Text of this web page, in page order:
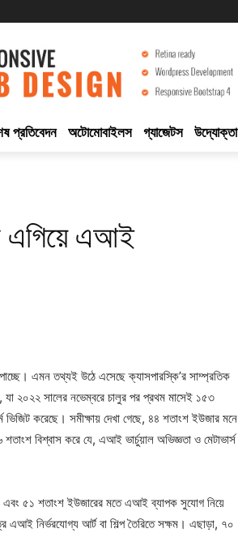
প্রতিবেদন অটোমোবাইলস গ্যাজেটস উদ্যোক্তা
এগিয়ে এআই
পাচ্ছে। এমন তথ্যই উঠে এসেছে ক্যাসপারস্কি’র সাম্প্রতিক
২০২২ সালের নভেম্বরে চালুর পর প্রথম মাসেই ১৫৩
করেছে। সমীক্ষায় দেখা গেছে, ৪৪ শতাংশ ইউজার মনে
বিশ্বাস করে যে, এআই ভার্চুয়াল অভিজ্ঞতা ও মেটাভার্স
৫১ শতাংশ ইউজারের মতে এআই ব্যাপক সুযোগ নিয়ে
নির্ভরযোগ্য আর্ট বা শিল্প তৈরিতে সক্ষম। এছাড়া, ৭০